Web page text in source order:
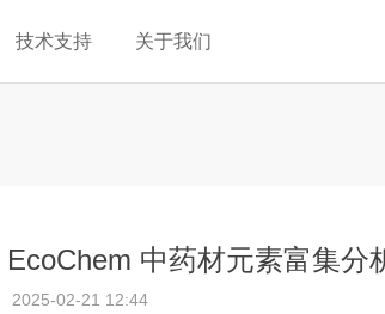
技术支持 关于我们
EcoChem 中药材元素富集分
2025-02-21 12:44